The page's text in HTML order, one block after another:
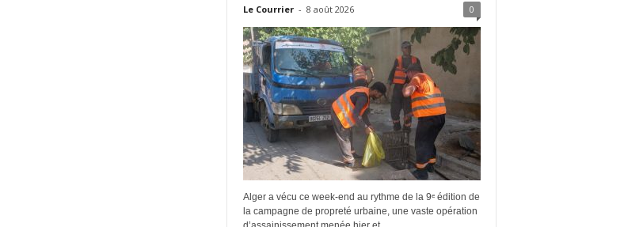
Le Courrier - 8 août 2026 0
Alger a vécu ce week-end au rythme de la 9ᵉ édition de
la campagne de propreté urbaine, une vaste opération